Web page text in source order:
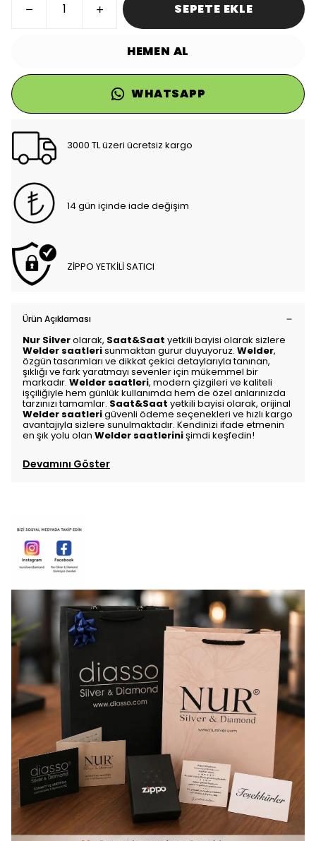
SEPETE EKLE
HEMEN AL
WHATSAPP
3000 TL üzeri ücretsiz kargo
14 gün içinde iade değişim
ZİPPO YETKİLİ SATICI
Ürün Açıklaması
Nur Silverolarak, Saat&Saat yetkili bayisi olarak sizlere
Welder saatlerisunmaktan gurur duyuyoruz. Welder,
özgün tasarımları ve dikkat çekici detaylarıyla tanınan,
şıklığı ve fark yaratmayı sevenler için mükemmel bir
markadır. Welder saatleri, modern çizgileri ve kaliteli
işçiliğiyle hem günlük kullanımda hem de özel anlarınızda
tarzınızı tamamlar. Saat&Saat yetkili bayisi olarak, orijinal
Welder saatlerigüvenli ödeme seçenekleri ve hızlı kargo
avantajıyla sizlere sunulmaktadır. Kendinizi ifade etmenin
en şık yolu olan Welder saatlerinişimdi keşfedin!
Devamını Göster